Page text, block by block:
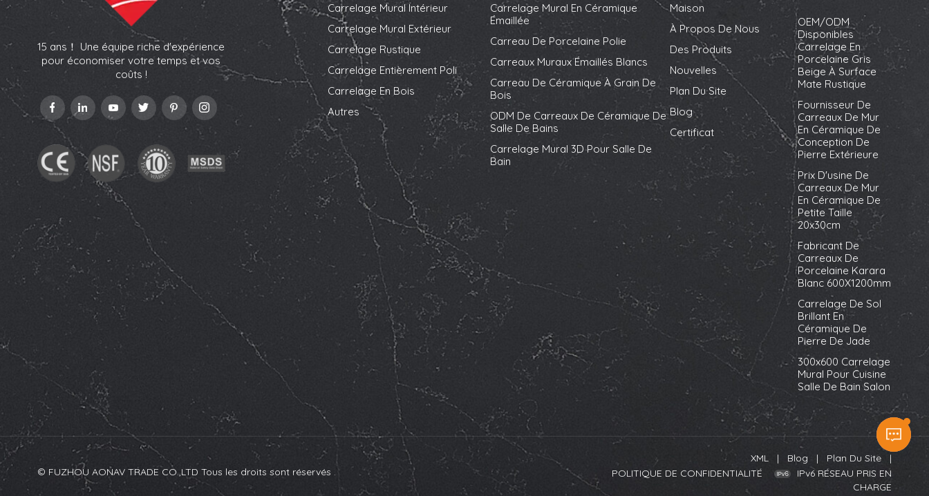
15 ans！ Une équipe riche d'expérience
pour économiser votre temps et vos
coûts !
Carrelage Mural Intérieur
Carrelage Mural Extérieur
Carrelage Rustique
Carrelage Entièrement Poli
Carrelage En Bois
Autres
Carrelage Mural En Céramique
Émaillée
Carreau De Porcelaine Polie
Carreaux Muraux Émaillés Blancs
Carreau De Céramique À Grain De
Bois
ODM De Carreaux De Céramique De
Salle De Bains
Carrelage Mural 3D Pour Salle De
Bain
Maison
À Propos De Nous
Des Produits
Nouvelles
Plan Du Site
Blog
Certificat
OEM/ODM
Disponibles
Carrelage En
Porcelaine Gris
Beige À Surface
Mate Rustique
Fournisseur De
Carreaux De Mur
En Céramique De
Conception De
Pierre Extérieure
Prix D'usine De
Carreaux De Mur
En Céramique De
Petite Taille
20x30cm
Fabricant De
Carreaux De
Porcelaine Karara
Blanc 600X1200mm
Carrelage De Sol
Brillant En
Céramique De
Pierre De Jade
300x600 Carrelage
Mural Pour Cuisine
Salle De Bain Salon
© FUZHOU AONAV TRADE CO.,LTD Tous les droits sont réservés .
XML | Blog | Plan Du Site
|
POLITIQUE DE CONFIDENTIALITÉ
IPv6 RÉSEAU PRIS EN
CHARGE